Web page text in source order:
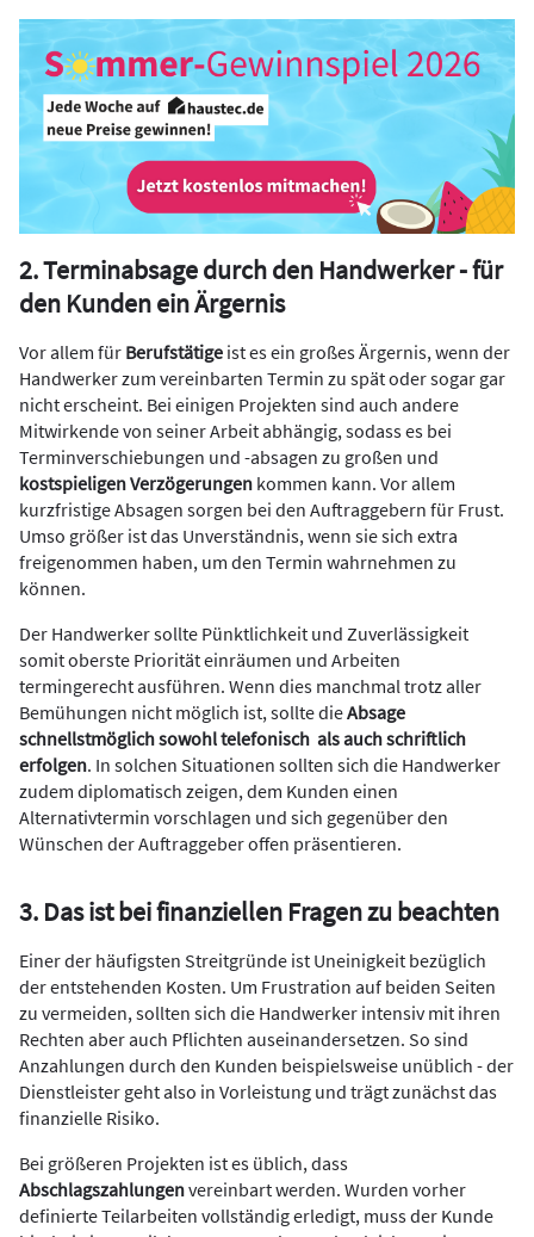
2. Terminabsage durch den Handwerker - für
den Kunden ein Ärgernis
Vor allem für Berufstätige ist es ein großes Ärgernis, wenn der
Handwerker zum vereinbarten Termin zu spät oder sogar gar
nicht erscheint. Bei einigen Projekten sind auch andere
Mitwirkende von seiner Arbeit abhängig, sodass es bei
Terminverschiebungen und -absagen zu großen und
kostspieligen Verzögerungen kommen kann. Vor allem
kurzfristige Absagen sorgen bei den Auftraggebern für Frust.
Umso größer ist das Unverständnis, wenn sie sich extra
freigenommen haben, um den Termin wahrnehmen zu
können.
Der Handwerker sollte Pünktlichkeit und Zuverlässigkeit
somit oberste Priorität einräumen und Arbeiten
termingerecht ausführen. Wenn dies manchmal trotz aller
Bemühungen nicht möglich ist, sollte dieAbsage
schnellstmöglich sowohl telefonisch als auch schriftlich
erfolgen. In solchen Situationen sollten sich die Handwerker
zudem diplomatisch zeigen, dem Kunden einen
Alternativtermin vorschlagen und sich gegenüber den
Wünschen der Auftraggeber offen präsentieren.
3. Das ist bei finanziellen Fragen zu beachten
Einer der häufigsten Streitgründe ist Uneinigkeit bezüglich
der entstehenden Kosten. Um Frustration auf beiden Seiten
zu vermeiden, sollten sich die Handwerker intensiv mit ihren
Rechten aber auch Pflichten auseinandersetzen. So sind
Anzahlungen durch den Kunden beispielsweise unüblich - der
Dienstleister geht also in Vorleistung und trägt zunächst das
finanzielle Risiko.
Bei größeren Projekten ist es üblich, dass
Abschlagszahlungenvereinbart werden. Wurden vorher
definierte Teilarbeiten vollständig erledigt, muss der Kunde